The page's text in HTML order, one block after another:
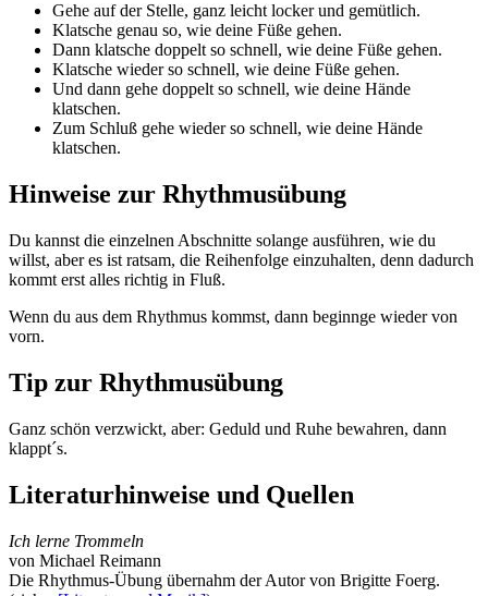
Gehe auf der Stelle, ganz leicht locker und gemütlich.
Klatsche genau so, wie deine Füße gehen.
Dann klatsche doppelt so schnell, wie deine Füße gehen.
Klatsche wieder so schnell, wie deine Füße gehen.
Und dann gehe doppelt so schnell, wie deine Hände
klatschen.
Zum Schluß gehe wieder so schnell, wie deine Hände
klatschen.
Hinweise zur Rhythmusübung
Du kannst die einzelnen Abschnitte solange ausführen, wie du
willst, aber es ist ratsam, die Reihenfolge einzuhalten, denn dadurch
kommt erst alles richtig in Fluß.
Wenn du aus dem Rhythmus kommst, dann beginnge wieder von
vorn.
Tip zur Rhythmusübung
Ganz schön verzwickt, aber: Geduld und Ruhe bewahren, dann
klappt´s.
Literaturhinweise und Quellen
Ich lerne Trommeln
von Michael Reimann
Die Rhythmus-Übung übernahm der Autor von Brigitte Foerg.